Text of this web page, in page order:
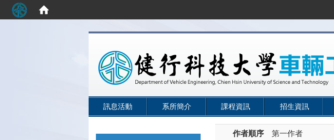
訊息活動 系所簡介 課程資訊 招生資訊
作者順序 第一作者